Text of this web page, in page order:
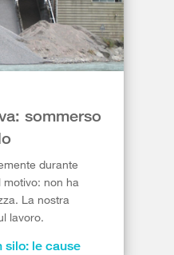
sommerso
durante
motivo: non ha
La nostra
lavoro.
silo: le cause